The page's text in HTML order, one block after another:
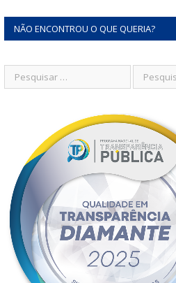
NÃO ENCONTROU O QUE QUERIA?